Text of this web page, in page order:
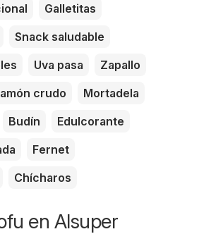
Galletitas
Snack saludable
Uva pasa
Zapallo
crudo
Mortadela
Budín
Edulcorante
Fernet
Chícharos
en Alsuper